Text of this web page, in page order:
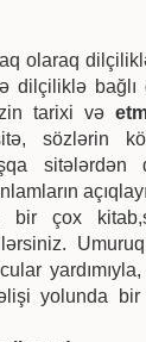
olaraq
dilçiliklə bağlı
tarixi və
sözlərin
sitələrdən
bir çox
yolunda bir